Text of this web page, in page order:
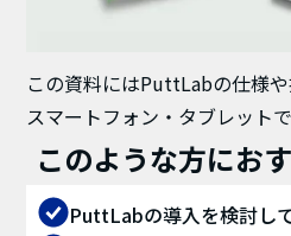
この資料にはPuttLabの仕様や
スマートフォン・タブレット
このような方にお
PuttLabの導入を検討し